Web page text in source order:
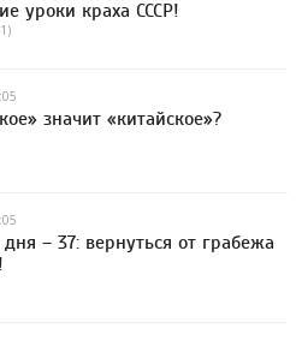
уроки краха СССР!
значит «китайское»?
дня – 37: вернуться от грабежа